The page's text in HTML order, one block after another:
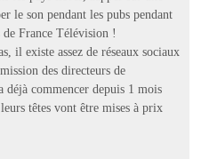
le son pendant les pubs pendant
France Télévision !
il existe assez de réseaux sociaux
des directeurs de
commencer depuis 1 mois
têtes vont être mises à prix